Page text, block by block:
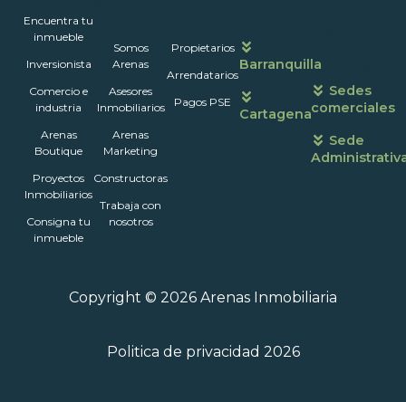
Encuentra tu
inmueble
Inversionista
Comercio e
industria
Arenas
Boutique
Proyectos
Inmobiliarios
Consigna tu
inmueble
Somos
Arenas
Asesores
Inmobiliarios
Arenas
Marketing
Constructoras
Trabaja con
nosotros
Propietarios
Arrendatarios
Pagos PSE
Barranquilla
Cartagena
atención
Sedes
comerciales
Sede
Copyright © 2026 Arenas Inmobiliaria
Politica de privacidad 2026